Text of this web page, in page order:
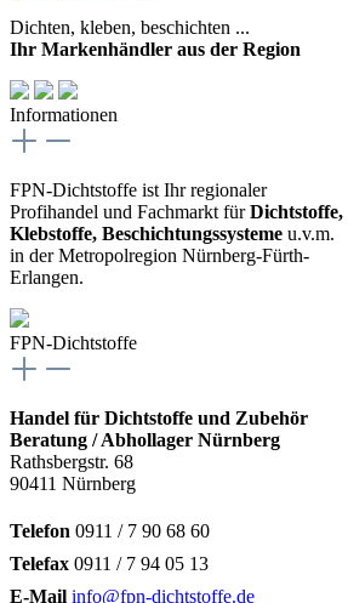
Dichten, kleben, beschichten ...
Ihr Markenhändler aus der Region
Informationen
FPN-Dichtstoffe ist Ihr regionaler
Profihandel und Fachmarkt fürDichtstoffe,
Klebstoffe, Beschichtungssysteme u.v.m.
in der Metropolregion Nürnberg-Fürth-
Erlangen.
FPN-Dichtstoffe
Handel für Dichtstoffe und Zubehör
Beratung / Abhollager Nürnberg
Rathsbergstr. 68
90411 Nürnberg
Telefon 0911 / 7 90 68 60
Telefax 0911 / 7 94 05 13
E-Mail info@fpn-dichtstoffe.de